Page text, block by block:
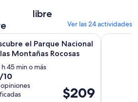
libre
Ver las 24 actividades
el Parque Nacional
Montañas Rocosas
h 45 min o más
10
El
precio
$209
de las Montañas RocosasDenver: